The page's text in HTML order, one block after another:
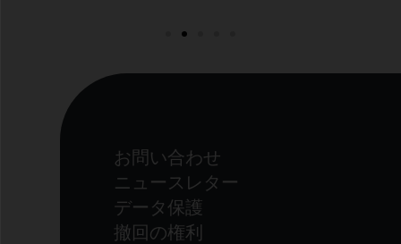
お問い合わせ
ニュースレター
データ保護
撤回の権利